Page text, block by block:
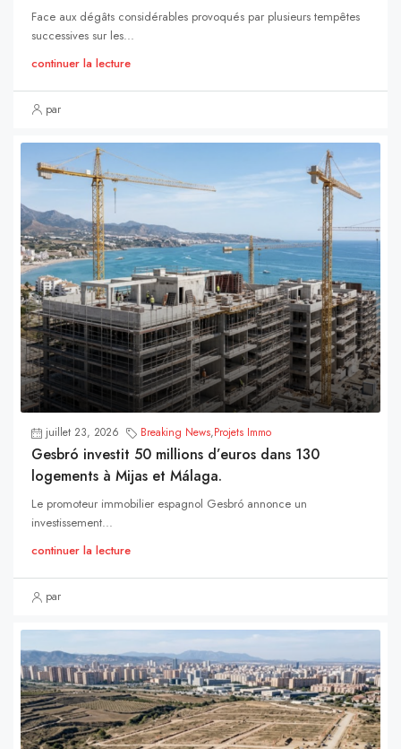
Face aux dégâts considérables provoqués par plusieurs tempêtes
successives sur les...
continuer la lecture
par
juillet 23, 2026 Breaking News,Projets Immo
Gesbró investit 50 millions d’euros dans 130
logements à Mijas et Málaga.
Le promoteur immobilier espagnol Gesbró annonce un
investissement...
continuer la lecture
par